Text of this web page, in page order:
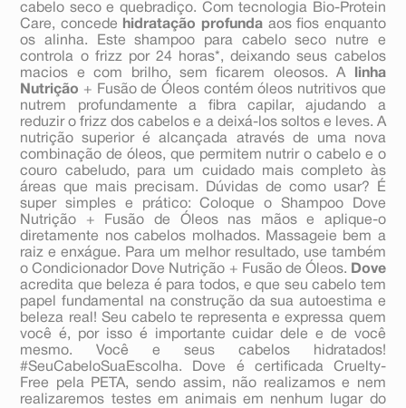
cabelo seco e quebradiço. Com tecnologia Bio-Protein
Care, concede
hidratação profunda aos fios enquanto
os alinha. Este shampoo para cabelo seco nutre e
controla o frizz por 24 horas*, deixando seus cabelos
macios e com brilho, sem ficarem oleosos. Alinha
Nutrição + Fusão de Óleos contém óleos nutritivos que
nutrem profundamente a fibra capilar, ajudando a
reduzir o frizz dos cabelos e a deixá-los soltos e leves. A
nutrição superior é alcançada através de uma nova
combinação de óleos, que permitem nutrir o cabelo e o
couro cabeludo, para um cuidado mais completo às
áreas que mais precisam. Dúvidas de como usar? É
super simples e prático: Coloque o Shampoo Dove
Nutrição + Fusão de Óleos nas mãos e aplique-o
diretamente nos cabelos molhados. Massageie bem a
raiz e enxágue. Para um melhor resultado, use também
o Condicionador Dove Nutrição + Fusão de Óleos. Dove
acredita que beleza é para todos, e que seu cabelo tem
papel fundamental na construção da sua autoestima e
beleza real! Seu cabelo te representa e expressa quem
você é, por isso é importante cuidar dele e de você
mesmo. Você e seus cabelos hidratados!
#SeuCabeloSuaEscolha. Dove é certificada Cruelty-
Free pela PETA, sendo assim, não realizamos e nem
realizaremos testes em animais em nenhum lugar do